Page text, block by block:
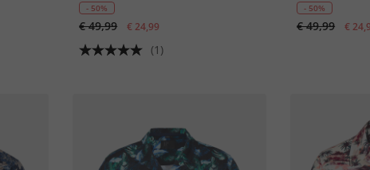
kraag, tot 8XL
- 50%
€ 49,99 € 24,99
(1)
- 50%
€ 49,99 €